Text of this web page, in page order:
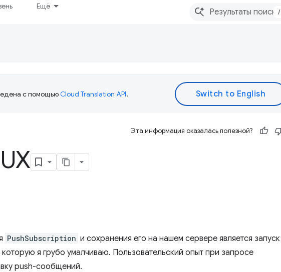
Ещё
/
с помощьюCloud Translation API.
Эта информация оказалась полезной?
PushSubscription и сохранения его на нашем сервере является запуск
я грубо умалчиваю. Пользовательский опыт при запросе
push-сообщений.